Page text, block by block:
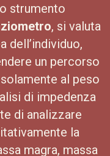
strumento
, si valuta
dell’individuo,
un percorso
al peso
di impedenza
di analizzare
la
magra, massa